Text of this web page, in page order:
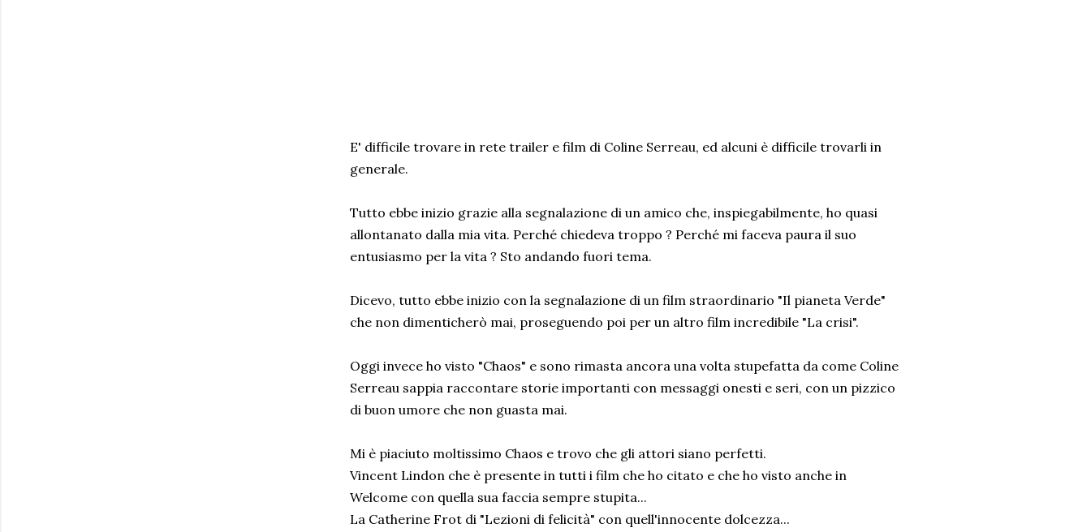
E' difficile trovare in rete trailer e film di Coline Serreau, ed alcuni è difficile trovarli in
generale.
Tutto ebbe inizio grazie alla segnalazione di un amico che, inspiegabilmente, ho quasi
allontanato dalla mia vita. Perché chiedeva troppo ? Perché mi faceva paura il suo
entusiasmo per la vita ? Sto andando fuori tema.
Dicevo, tutto ebbe inizio con la segnalazione di un film straordinario "Il pianeta Verde"
che non dimenticherò mai, proseguendo poi per un altro film incredibile "La crisi".
Oggi invece ho visto "Chaos" e sono rimasta ancora una volta stupefatta da come Coline
Serreau sappia raccontare storie importanti con messaggi onesti e seri, con un pizzico
di buon umore che non guasta mai.
Mi è piaciuto moltissimo Chaos e trovo che gli attori siano perfetti.
Vincent Lindon che è presente in tutti i film che ho citato e che ho visto anche in
Welcome con quella sua faccia sempre stupita...
La Catherine Frot di "Lezioni di felicità" con quell'innocente dolcezza...